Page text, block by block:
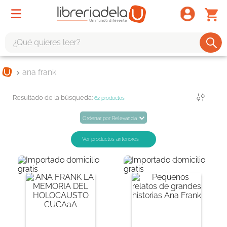
ana frank
62 productos
Ordenar por Relevancia
TÉRMINOS MÁS BUSCADOS
2.
tote bag -
edición especial
6.
1984
el cielo selva
divina comedia